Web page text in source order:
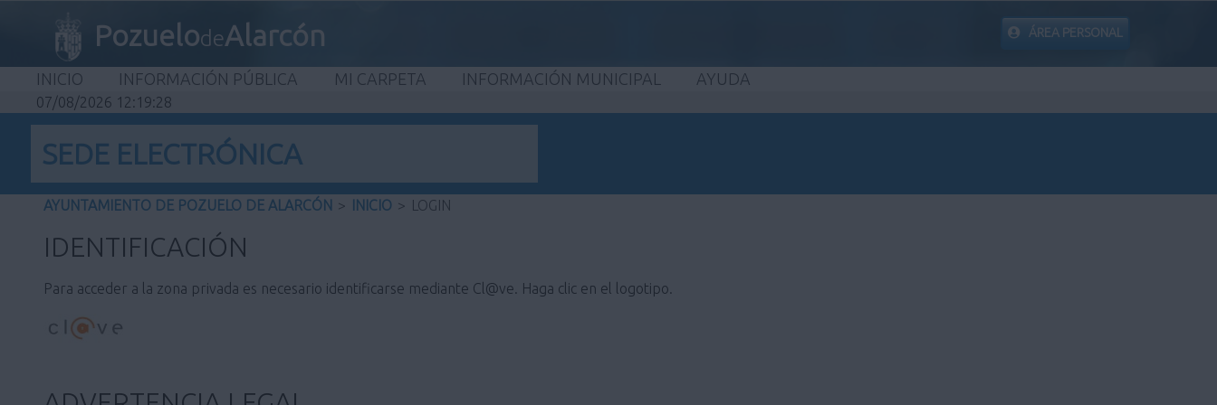
PozuelodeAlarcón ÁREA PERSONAL
INICIO INFORMACIÓN PÚBLICA MI CARPETA INFORMACIÓN MUNICIPAL AYUDA
07/08/2026 12:19:28
SEDE ELECTRÓNICA
AYUNTAMIENTO DE POZUELO DE ALARCÓN > INICIO > LOGIN
IDENTIFICACIÓN
Para acceder a la zona privada es necesario identificarse mediante Cl@ve. Haga clic en el logotipo.